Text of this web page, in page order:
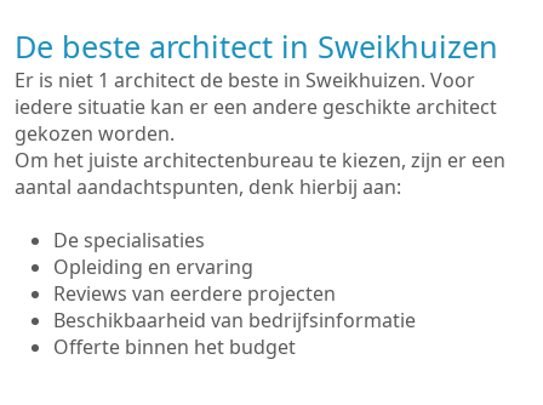
De beste architect in Sweikhuizen
Er is niet 1 architect de beste in Sweikhuizen. Voor
iedere situatie kan er een andere geschikte architect
gekozen worden.
Om het juiste architectenbureau te kiezen, zijn er een
aantal aandachtspunten, denk hierbij aan:
De specialisaties
Opleiding en ervaring
Reviews van eerdere projecten
Beschikbaarheid van bedrijfsinformatie
Offerte binnen het budget